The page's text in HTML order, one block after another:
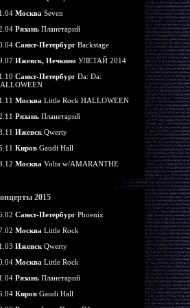
Москва Seven
Рязань Планетарий
Санкт-Петербург Backstage
Ижевск, Нечкино УЛЕТАЙ 2014
Санкт-Петербург Da: Da:
Москва Little Rock HALLOWEEN
Рязань Планетарий
Ижевск Qwerty
Киров Gaudi Hall
Москва Volta w/AMARANTHE
2015
Санкт-Петербург Phoenix
Москва Little Rock
Ижевск Qwerty
Москва Little Rock
Рязань Планетарий
Киров Gaudi Hall